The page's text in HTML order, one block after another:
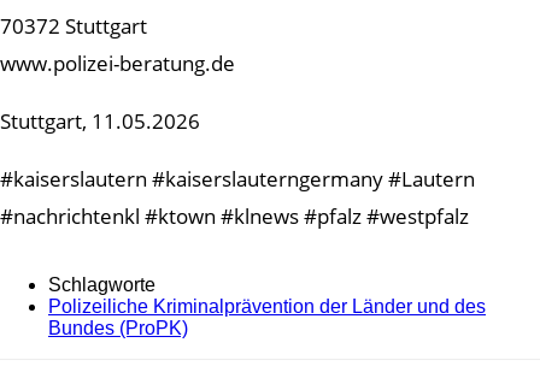
70372 Stuttgart
www.polizei-beratung.de
Stuttgart, 11.05.2026
#kaiserslautern #kaiserslauterngermany #Lautern
#nachrichtenkl #ktown #klnews #pfalz #westpfalz
Schlagworte
Polizeiliche Kriminalprävention der Länder und des
Bundes (ProPK)